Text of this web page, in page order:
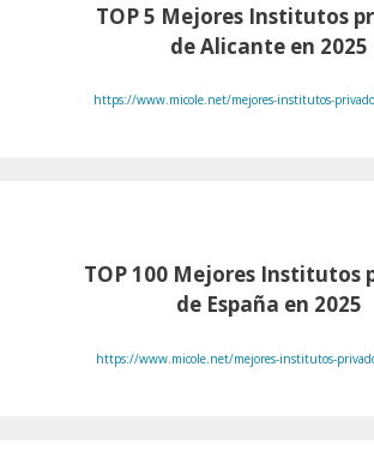
TOP 5 Mejores Institutos
de Alicante en 2025
https://www.micole.net/mejores-institutos-
TOP 100 Mejores Institutos
de España en 2025
https://www.micole.net/mejores-institutos-